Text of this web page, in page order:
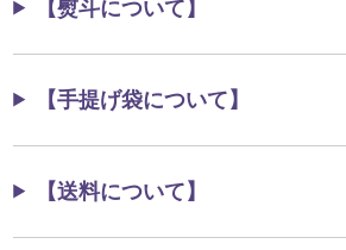
【熨斗について】
【手提げ袋について】
【送料について】